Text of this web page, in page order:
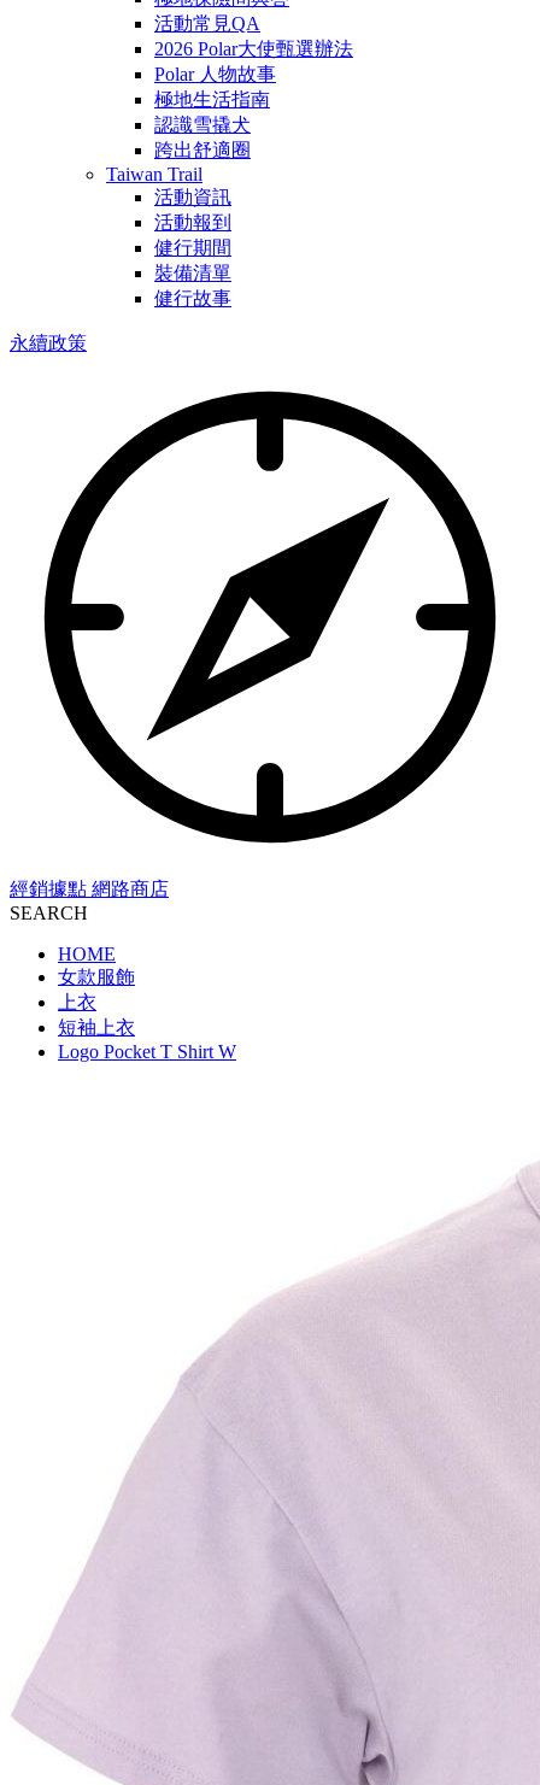
活動常見QA
2026 Polar大使甄選辦法
Polar 人物故事
極地生活指南
認識雪撬犬
跨出舒適圈
Taiwan Trail
活動資訊
活動報到
健行期間
裝備清單
健行故事
永續政策
經銷據點 網路商店
SEARCH
HOME
女款服飾
上衣
短袖上衣
Logo Pocket T Shirt W